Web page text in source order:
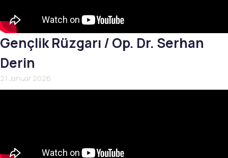
Gençlik Rüzgarı / Op. Dr. Serhan
Derin
21 Januar 2026